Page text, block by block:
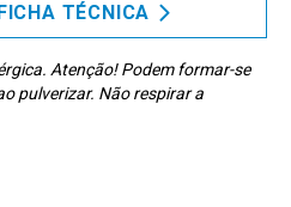
TÉCNICA
Atenção! Podem formar-se
pulverizar. Não respirar a